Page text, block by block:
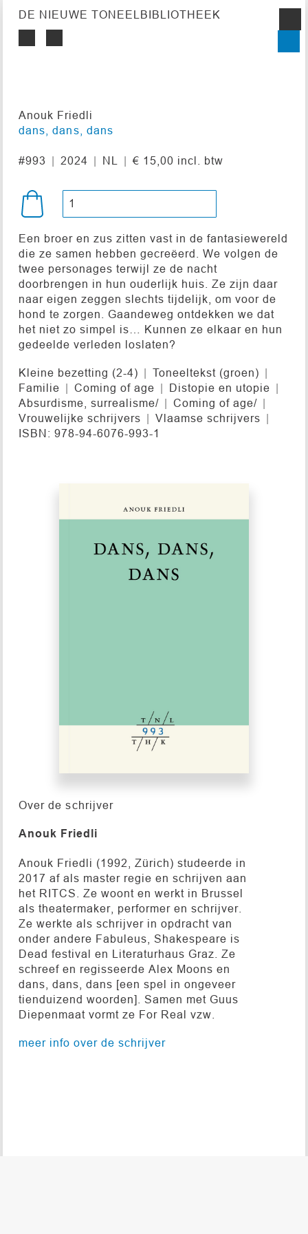
DE NIEUWE TONEELBIBLIOTHEEK
Anouk Friedli
dans, dans, dans
#993 2024 NL € 15,00 incl. btw
Een broer en zus zitten vast in de fantasiewereld
die ze samen hebben gecreëerd. We volgen de
twee personages terwijl ze de nacht
doorbrengen in hun ouderlijk huis. Ze zijn daar
naar eigen zeggen slechts tijdelijk, om voor de
hond te zorgen. Gaandeweg ontdekken we dat
het niet zo simpel is… Kunnen ze elkaar en hun
gedeelde verleden loslaten?
Kleine bezetting (2-4)
Toneeltekst (groen)
Familie
Coming of age
Distopie en utopie
Absurdisme, surrealisme/
Coming of age/
Vrouwelijke schrijvers
Vlaamse schrijvers
ISBN: 978-94-6076-993-1
Over de schrijver
Anouk Friedli
Anouk Friedli (1992, Zürich) studeerde in
2017 af als master regie en schrijven aan
het RITCS. Ze woont en werkt in Brussel
als theatermaker, performer en schrijver.
Ze werkte als schrijver in opdracht van
onder andere Fabuleus, Shakespeare is
Dead festival en Literaturhaus Graz. Ze
schreef en regisseerde Alex Moons en
dans, dans, dans [een spel in ongeveer
tienduizend woorden]. Samen met Guus
Diepenmaat vormt ze For Real vzw.
meer info over de schrijver